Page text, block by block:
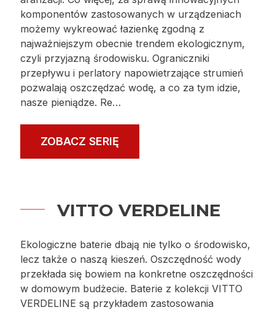
VITTO BLACK
VERDELINE
Geometryczne formy o łagodnych krawędziach,
baza do tworzenia odważnych, komfortowych
aranżacji. Co więcej, za sprawą innowacyjnych
najważniejszym obecnie trendem ekologicznym,
czyli przyjazną środowisku. Ograniczniki
pozwalają oszczędzać wodę, a co za tym idzie,
nasze pieniądze. Re…
ZOBACZ SERIĘ